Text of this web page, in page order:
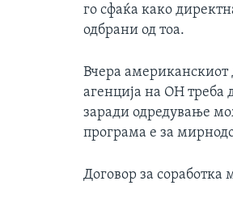
го сфаќа како
одбрани од тоа.
Вчера
агенција на ОН треба
заради одредување
програма е за
Договор за соработка